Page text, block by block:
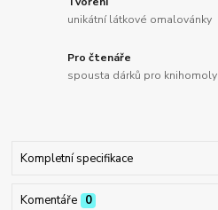
unikátní látkové omalovánky
Pro čtenáře
spousta dárků pro knihomoly
Kompletní specifikace
Komentáře 0